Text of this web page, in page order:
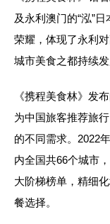
及永利澳门的“泓”
荣耀，体现了永利
城市美食之都持续发
《携程美食林》发
为中国旅客推荐旅
的不同需求。2022
内全国共66个城市
大阶梯榜单，精细
餐选择。